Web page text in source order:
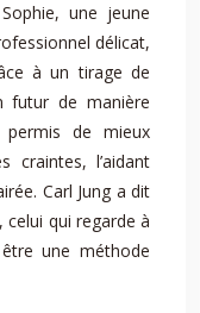
une jeune
délicat,
à un tirage de
futur de manière
de mieux
craintes, l’aidant
Carl Jung a dit
celui qui regarde à
une méthode